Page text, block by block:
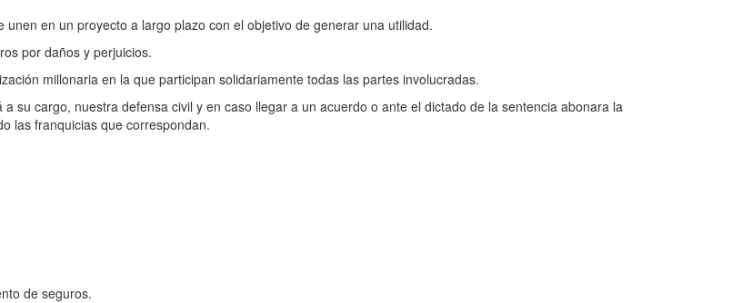
en un proyecto a largo plazo con el objetivo de generar una utilidad.
por daños y perjuicios.
millonaria en la que participan solidariamente todas las partes involucradas.
su cargo, nuestra defensa civil y en caso llegar a un acuerdo o ante el dictado de la sentencia abonara la
las franquicias que correspondan.
de seguros.